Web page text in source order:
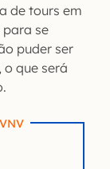
de tours em
para se
puder ser
que será